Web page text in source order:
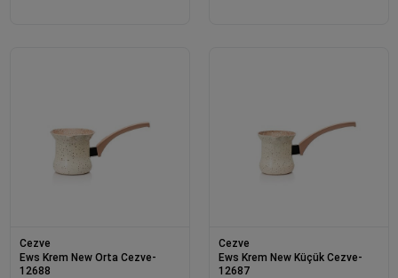
Cezve
Ews Krem New Orta Cezve-
12688
Cezve
Ews Krem New Küçük Cezve-
12687